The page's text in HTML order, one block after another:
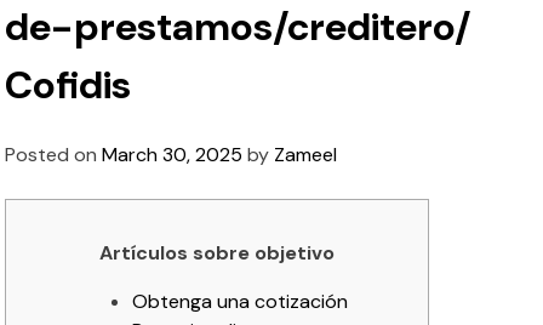
de-prestamos/creditero/
Cofidis
Posted on March 30, 2025 by Zameel
Artículos sobre objetivo
Obtenga una cotización